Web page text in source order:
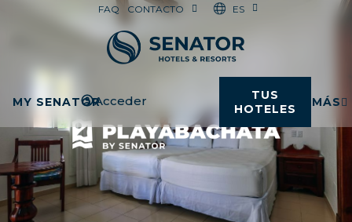
FAQ CONTACTO ES
MY SENATORAcceder
TUS
HOTELES
MÁS